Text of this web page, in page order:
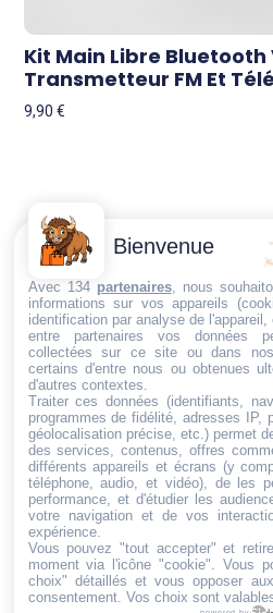
Kit Main Libre
Transmetteur FM Et
9,90€
Conditions
générales
de vente
Politique de
cookies
Politique de
confidentialité
Mentions
légales
Conditions de
retour et de
remboursement
Droit de
rétractation
Nous
Email:
dt@sasbms.fr
Bienvenue
Avec 134 partenaires, nous
informations sur vos appareils
identification par analyse de
entre partenaires vos données
collectées sur ce site ou dans
certains d'entre nous ou obtenues
d'autres contextes.
Traiter ces données (identifiants,
programmes de fidélité, adresses IP,
géolocalisation précise, etc.) permet
des services, contenus, offres
différents appareils et écrans (y
téléphone, audio, et vidéo), de les
performance, et d'étudier les
votre navigation et de vos
expérience.
Vous pouvez "tout accepter" et
moment via l'icône "cookie" . Vous
choix" détaillés et vous opposer
consentement. Vos choix sont